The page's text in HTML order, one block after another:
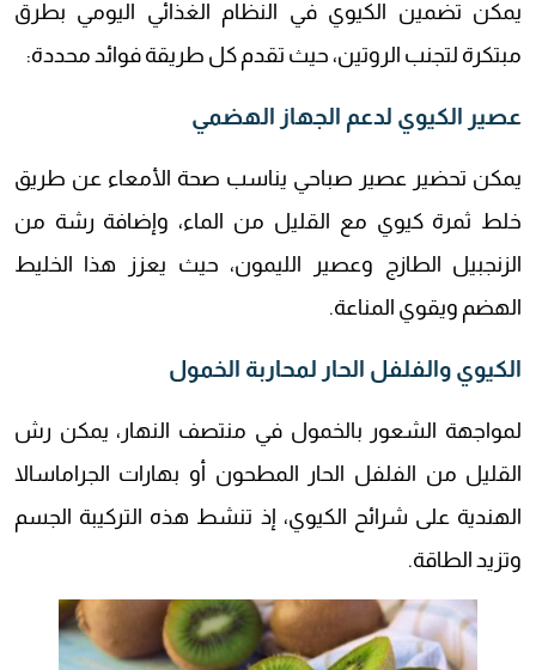
يمكن تضمين الكيوي في النظام الغذائي اليومي بطرق
مبتكرة لتجنب الروتين، حيث تقدم كل طريقة فوائد محددة:
عصير الكيوي لدعم الجهاز الهضمي
يمكن تحضير عصير صباحي يناسب صحة الأمعاء عن طريق
خلط ثمرة كيوي مع القليل من الماء، وإضافة رشة من
الزنجبيل الطازج وعصير الليمون، حيث يعزز هذا الخليط
الهضم ويقوي المناعة.
الكيوي والفلفل الحار لمحاربة الخمول
لمواجهة الشعور بالخمول في منتصف النهار، يمكن رش
القليل من الفلفل الحار المطحون أو بهارات الجراماسالا
الهندية على شرائح الكيوي، إذ تنشط هذه التركيبة الجسم
وتزيد الطاقة.